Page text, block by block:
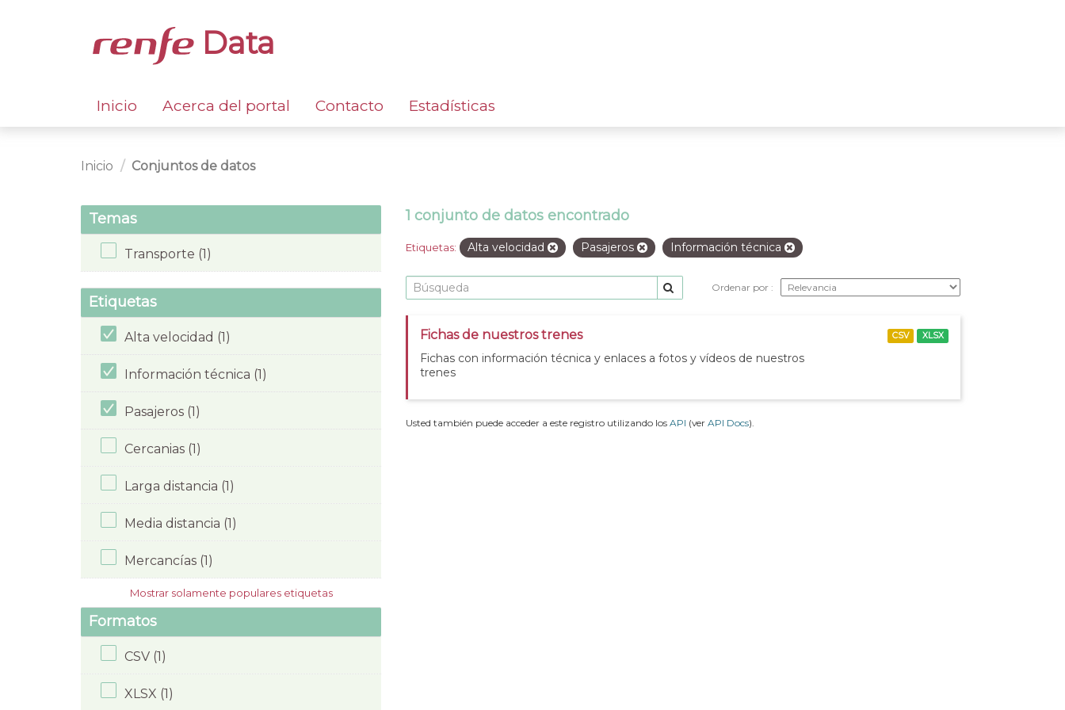
Data
Inicio Acerca del portal Contacto Estadísticas
Inicio Conjuntos de datos
Temas
Transporte (1)
Etiquetas
Alta velocidad (1)
Información técnica (1)
Pasajeros (1)
Cercanias (1)
Larga distancia (1)
Media distancia (1)
Mercancías (1)
Mostrar solamente populares etiquetas
Formatos
CSV (1)
XLSX (1)
1 conjunto de datos encontrado
Etiquetas: Alta velocidad Pasajeros Información técnica
Ordenar por
Fichas de nuestros trenes
Fichas con información técnica y enlaces a fotos y vídeos de nuestros
trenes
CSV XLSX
Usted también puede acceder a este registro utilizando los API (ver API Docs).